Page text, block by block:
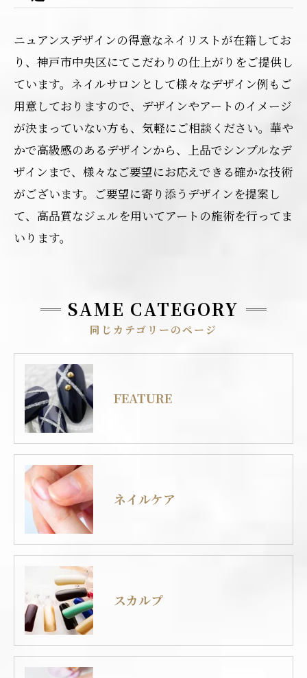
ニュアンスデザインの得意なネイリストが在籍してお
り、神戸市中央区にてこだわりの仕上がりをご提供し
ています。ネイルサロンとして様々なデザイン例もご
用意しておりますので、デザインやアートのイメージ
が決まっていない方も、気軽にご相談ください。華や
かで高級感のあるデザインから、上品でシンプルなデ
ザインまで、様々なご要望にお応えできる確かな技術
がございます。ご要望に寄り添うデザインを提案し
て、高品質なジェルを用いてアートの施術を行ってま
いります。
同じカテゴリーのページ
SAME CATEGORY
FEATURE
ネイルケア
スカルプ